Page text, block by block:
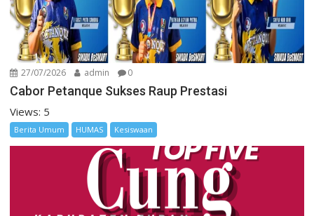
27/07/2026 admin 0
Cabor Petanque Sukses Raup Prestasi
Views: 5
Berita Umum HUMAS Kesiswaan